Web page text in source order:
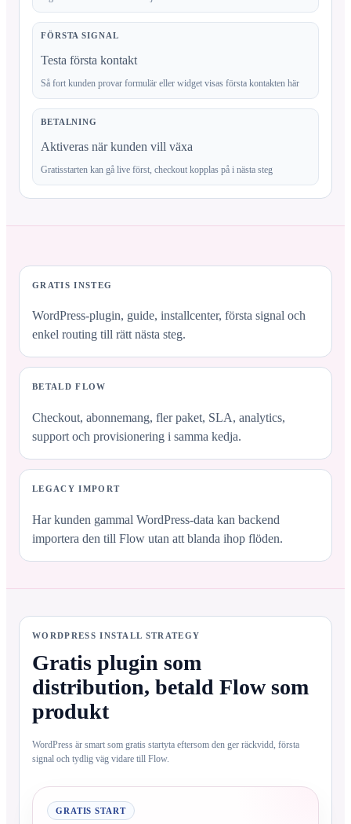
FÖRSTA SIGNAL
Testa första kontakt
Så fort kunden provar formulär eller widget visas första kontakten här
BETALNING
Aktiveras när kunden vill växa
Gratisstarten kan gå live först, checkout kopplas på i nästa steg
GRATIS INSTEG
WordPress-plugin, guide, installcenter, första signal och
enkel routing till rätt nästa steg.
BETALD FLOW
Checkout, abonnemang, fler paket, SLA, analytics,
support och provisionering i samma kedja.
LEGACY IMPORT
Har kunden gammal WordPress-data kan backend
importera den till Flow utan att blanda ihop flöden.
WORDPRESS INSTALL STRATEGY
Gratis plugin som
distribution, betald Flow som
produkt
WordPress är smart som gratis startyta eftersom den ger räckvidd, första
signal och tydlig väg vidare till Flow.
GRATIS START